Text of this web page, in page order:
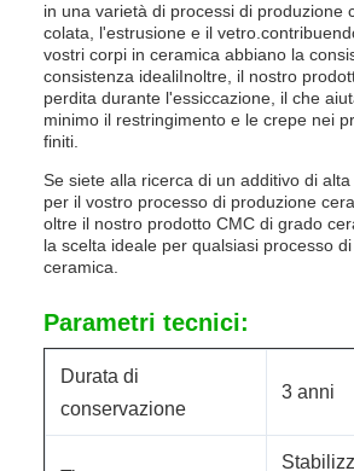
in una varietà di processi di produzione
colata, l'estrusione e il
vostri corpi in ceramica abbiano la
consistenza idealiInoltre, il nostro
perdita durante l'essiccazione, il che
minimo il restringimento e le crepe nei
finiti.
Se siete alla ricerca di un additivo di
per il vostro processo di produzione
oltre il nostro prodotto CMC di grado
la scelta ideale per qualsiasi processo
ceramica.
Parametri tecnici:
Durata di
conservazione
3 anni